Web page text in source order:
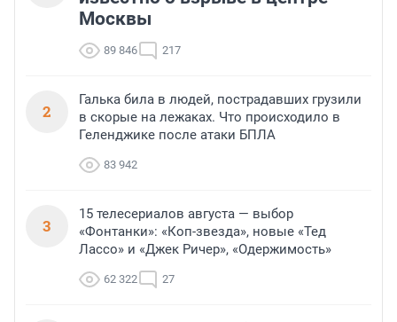
Москвы
89 846 217
2
Галька била в людей, пострадавших грузили
в скорые на лежаках. Что происходило в
Геленджике после атаки БПЛА
83 942
3
15 телесериалов августа — выбор
«Фонтанки»: «Коп-звезда», новые «Тед
Лассо» и «Джек Ричер», «Одержимость»
62 322 27